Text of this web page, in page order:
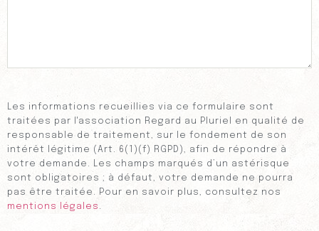
Les informations recueillies via ce formulaire sont
traitées par l'association Regard au Pluriel en qualité de
responsable de traitement, sur le fondement de son
intérêt légitime (Art. 6(1)(f) RGPD), afin de répondre à
votre demande. Les champs marqués d’un astérisque
sont obligatoires ; à défaut, votre demande ne pourra
pas être traitée. Pour en savoir plus, consultez nos
mentions légales .